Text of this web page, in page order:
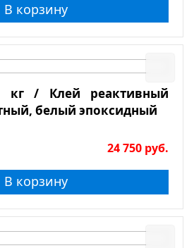
В корзину
кг / Клей реактивный
белый эпоксидный
24 750 руб.
В корзину